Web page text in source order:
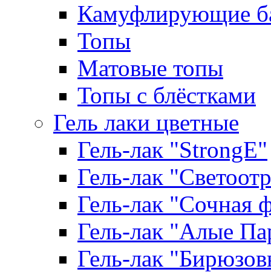
Камуфлирующие
Топы
Матовые топы
Топы с блёстками
Гель лаки цветные
Гель-лак "StrongE"
Гель-лак
Гель-лак "Сочная
Гель-лак "Алые
Гель-лак